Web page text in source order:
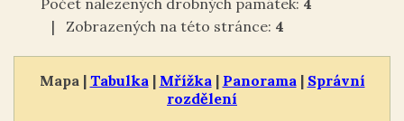
| Zobrazených na této stránce: 4
Mapa | Tabulka | Mřížka | Panorama | Správní
rozdělení